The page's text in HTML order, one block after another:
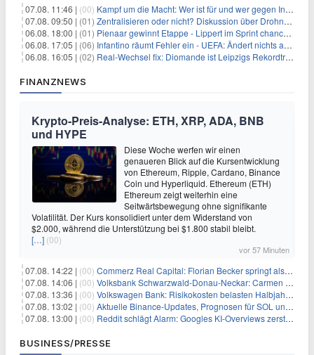
07.08. 11:46 | (00) Kampf um die Macht: Wer ist für und wer gegen Infantino?
07.08. 09:50 | (01) Zentralisieren oder nicht? Diskussion über Drohnenabwehr
06.08. 18:00 | (01) Pienaar gewinnt Etappe - Lippert im Sprint chancenlos
06.08. 17:05 | (06) Infantino räumt Fehler ein - UEFA: Ändert nichts an Boykott
06.08. 16:05 | (02) Real-Wechsel fix: Diomande ist Leipzigs Rekordtransfer
FINANZNEWS
Krypto-Preis-Analyse: ETH, XRP, ADA, BNB
und HYPE
Diese Woche werfen wir einen
genaueren Blick auf die Kursentwicklung
von Ethereum, Ripple, Cardano, Binance
Coin und Hyperliquid. Ethereum (ETH)
Ethereum zeigt weiterhin eine
Seitwärtsbewegung ohne signifikante
Volatilität. Der Kurs konsolidiert unter dem Widerstand von
$2.000, während die Unterstützung bei $1.800 stabil bleibt.
[…] (00)
vor 57 Minuten
07.08. 14:22 | (00) Commerz Real Capital: Florian Becker springt als Leiter ein
07.08. 14:06 | (00) Volksbank Schwarzwald-Donau-Neckar: Carmen Wedam übernimmt Aufsichtsratsvorsitz
07.08. 13:36 | (00) Volkswagen Bank: Risikokosten belasten Halbjahresergebnis
07.08. 13:02 | (00) Aktuelle Binance-Updates, Prognosen für SOL und DOGE: Zusammenfassung vom 7. August
07.08. 13:00 | (00) Reddit schlägt Alarm: Googles KI-Overviews zerstören das Traffic-Geschäftsmodell
BUSINESS/PRESSE